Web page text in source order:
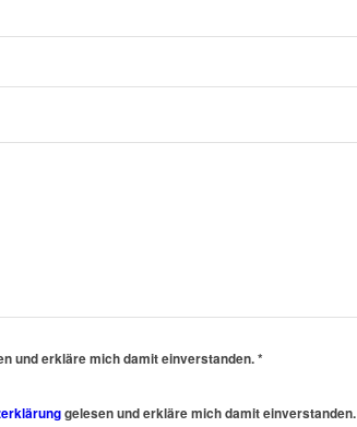
und erkläre mich damit einverstanden.*
gelesen und erkläre mich damit einverstanden.